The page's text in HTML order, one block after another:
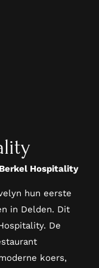
Berkel Hospitality
hun eerste
in Delden. Dit
De
koers,